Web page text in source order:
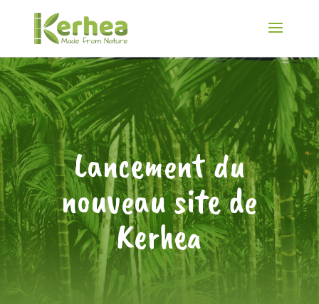
Lancement du
nouveau site de
Kerhea